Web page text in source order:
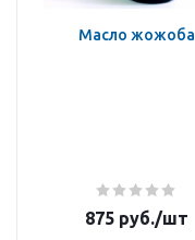
Масло жожоба
875руб./шт